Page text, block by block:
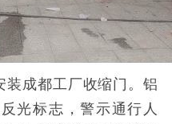
装成都工厂收缩门。铝
光标志，警示通行人